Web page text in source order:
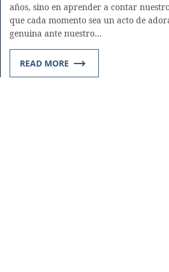
años, sino en aprender a contar
que cada momento sea un acto de
genuina ante nuestro…
READ MORE